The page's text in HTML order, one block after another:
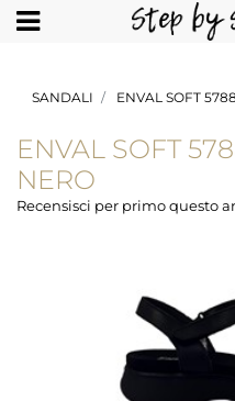
Open
SANDALI ENVAL SOFT
ENVAL SOFT
NERO
Recensisci per primo questo